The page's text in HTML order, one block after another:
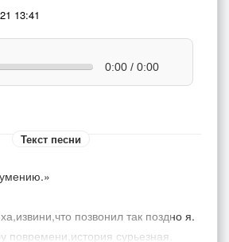
13:41
0:00 / 0:00
Текст песни
позвонил так поздно я.
повремени,история сурьезная.